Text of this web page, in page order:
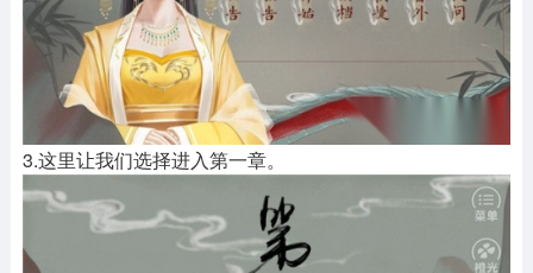
3.这里让我们选择进入第一章。